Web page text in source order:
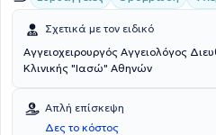
Σχετικά με τον ειδικό
Αγγειοχειρουργός Αγγειολόγος
Κλινικής "Ιασώ" Αθηνών
Απλή επίσκεψη
Δες το κόστος